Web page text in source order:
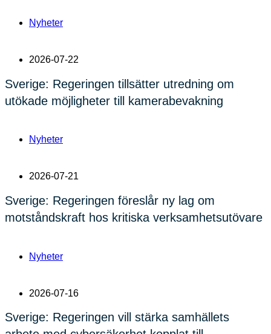
Nyheter
2026-07-22
Sverige: Regeringen tillsätter utredning om
utökade möjligheter till kamerabevakning
Nyheter
2026-07-21
Sverige: Regeringen föreslår ny lag om
motståndskraft hos kritiska verksamhetsutövare
Nyheter
2026-07-16
Sverige: Regeringen vill stärka samhällets